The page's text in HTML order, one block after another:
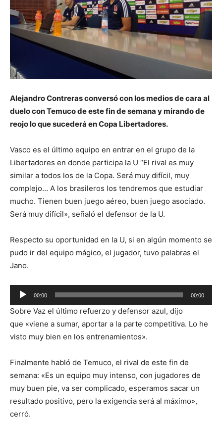
Alejandro Contreras conversó con los medios de cara al
duelo con Temuco de este fin de semana y mirando de
reojo lo que sucederá en Copa Libertadores.
Vasco es el último equipo en entrar en el grupo de la
Libertadores en donde participa la U “El rival es muy
similar a todos los de la Copa. Será muy difícil, muy
complejo… A los brasileros los tendremos que estudiar
mucho. Tienen buen juego aéreo, buen juego asociado.
Será muy difícil», señaló el defensor de la U.
Respecto su oportunidad en la U, si en algún momento se
pudo ir del equipo mágico, el jugador, tuvo palabras el
Jano.
Reproductor
de
audio
00:00 00:00
Sobre Vaz el último refuerzo y defensor azul, dijo
que «viene a sumar, aportar a la parte competitiva. Lo he
visto muy bien en los entrenamientos».
Finalmente habló de Temuco, el rival de este fin de
semana: «Es un equipo muy intenso, con jugadores de
muy buen pie, va ser complicado, esperamos sacar un
resultado positivo, pero la exigencia será al máximo»,
cerró.